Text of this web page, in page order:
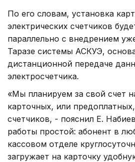
По его словам, установка
электрических счетчиков
параллельно с внедрением
Таразе системы АСКУЭ,
дистанционной передаче
электросчетчика.
«Мы планируем за свой счет
карточных, или
счетчиков, - пояснил Е.
работы простой: абонент в
кассовом отделе
загружает на карточку